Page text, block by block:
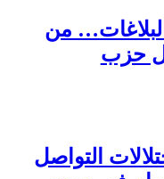
من
حزب
التواصل